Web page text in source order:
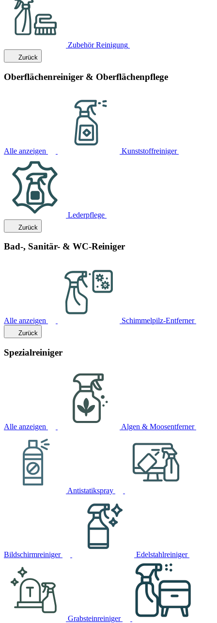
Zubehör Reinigung
Zurück
Oberflächenreiniger & Oberflächenpflege
Alle anzeigen Kunststoffreiniger
Lederpflege
Zurück
Bad-, Sanitär- & WC-Reiniger
Alle anzeigen Schimmelpilz-Entferner
Zurück
Spezialreiniger
Alle anzeigen Algen & Moosentferner
Antistatikspray
Bildschirmreiniger Edelstahlreiniger
Grabsteinreiniger